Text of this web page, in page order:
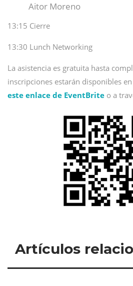
Aitor Moreno
13:15 Cierre
13:30 Lunch Networking
La asistencia es gratuita hasta
inscripciones estarán disponibles
este enlace de EventBrite o a
Artículos